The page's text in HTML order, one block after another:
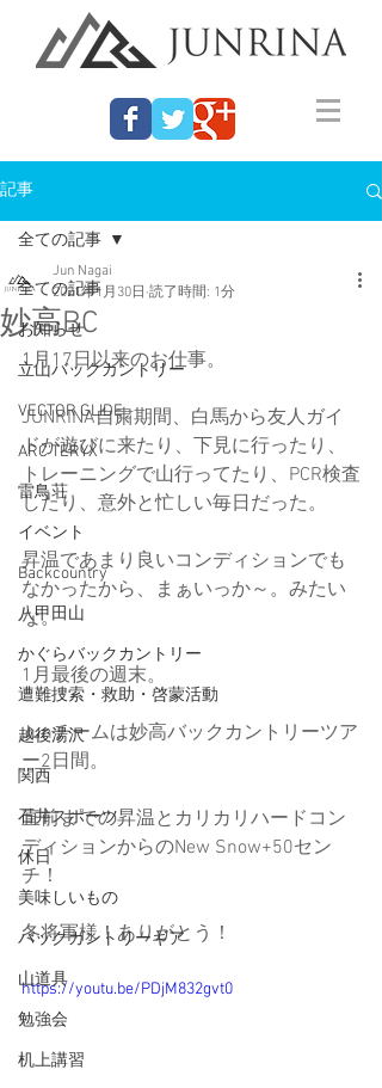
記事
全ての記事
お知らせ
立山バックカントリー
VECTOR GLIDE
ARC'TERYX
雷鳥荘
イベント
Backcountry
八甲田山
かぐらバックカントリー
遭難捜索・救助・啓蒙活動
越後湯沢
関西
石井スポーツ
休日
美味しいもの
バックカントリーギア
山道具
勉強会
机上講習
全ての記事
妙高BC
Jun Nagai
2021年1月30日 読了時間: 1分
1月17日以来のお仕事。
JUNRINA自粛期間、白馬から友人ガイ
ドが遊びに来たり、下見に行ったり、
トレーニングで山行ってたり、PCR検査
したり、意外と忙しい毎日だった。
昇温であまり良いコンディションでも
なかったから、まぁいっか～。みたい
な。
1月最後の週末。
Junチームは妙高バックカントリーツア
ー2日間。
直前までの昇温とカリカリハードコン
ディションからのNew Snow+50セン
チ！
冬将軍様！ありがとう！
https://youtu.be/PDjM832gvt0